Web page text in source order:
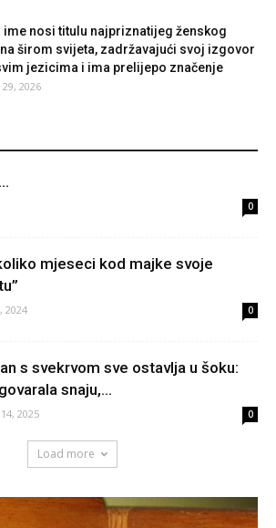
ime nosi titulu najpriznatijeg ženskog
širom svijeta, zadržavajući svoj izgovor
jezicima i ima prelijepo značenje
2026
0
mjeseci kod majke svoje
2024 0
s svekrvom sve ostavlja u šoku:
snaju,...
2025 0
Load more